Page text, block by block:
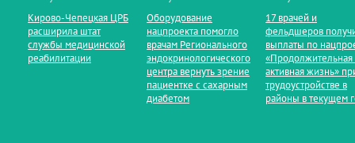
Кирово‑Чепецкая ЦРБ
расширила штат
службы медицинской
реабилитации
Оборудование
нацпроекта помогло
врачам Регионального
эндокринологического
центра вернуть зрение
пациентке с сахарным
диабетом
17 врачей и
фельдшеров
выплаты по
«Продолжительная
активная жизнь»
трудоустройстве в
районы в текущем